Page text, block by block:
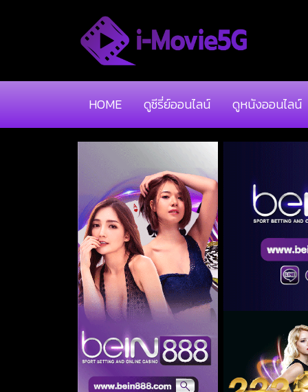
HOME ดูซีรี่ย์ออนไลน์ ดูหนังออนไลน์